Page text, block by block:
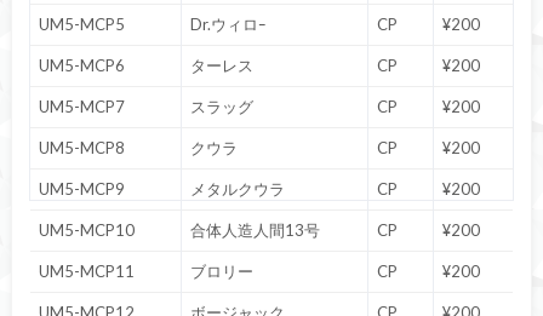
UM5-MCP5 Dr.ウィロｰ CP ¥200
UM5-MCP6 ターレス CP ¥200
UM5-MCP7 スラッグ CP ¥200
UM5-MCP8 クウラ CP ¥200
UM5-MCP9 メタルクウラ CP ¥200
UM5-MCP10 合体人造人間13号 CP ¥200
UM5-MCP11 ブロリー CP ¥200